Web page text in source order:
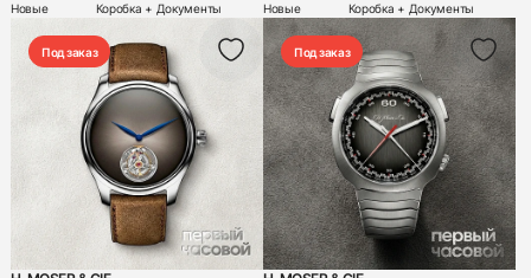
Новые Коробка + Документы Новые Коробка + Документы
Под заказ Под заказ